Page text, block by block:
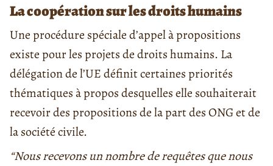
La coopération sur les droits humains
Une procédure spéciale d’appel à propositions
existe pour les projets de droits humains. La
délégation de l’UE définit certaines priorités
thématiques à propos desquelles elle souhaiterait
recevoir des propositions de la part des ONG et de
la société civile.
“Nous recevons un nombre de requêtes que nous